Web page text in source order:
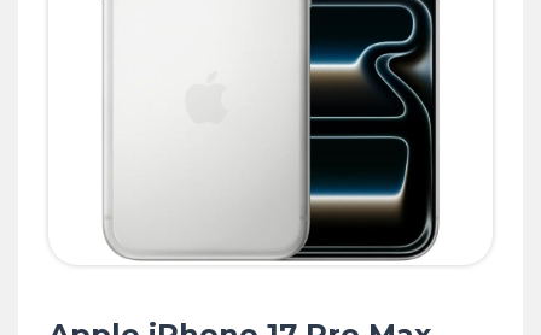
ПАМЕТНИ ЧАСОВНИЦИ
• Apple watch
• Xiaomi